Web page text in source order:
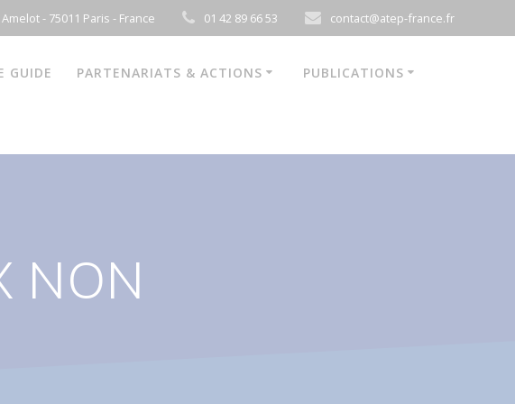
- 75011 Paris - France 01 42 89 66 53 contact@atep-france.fr
GUIDE PARTENARIATS & ACTIONS PUBLICATIONS
NON